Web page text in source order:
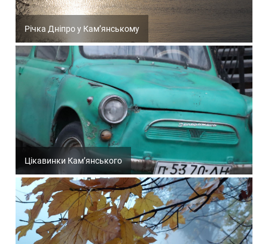
Річка Дніпро у Кам’янському
Цікавинки Кам’янського